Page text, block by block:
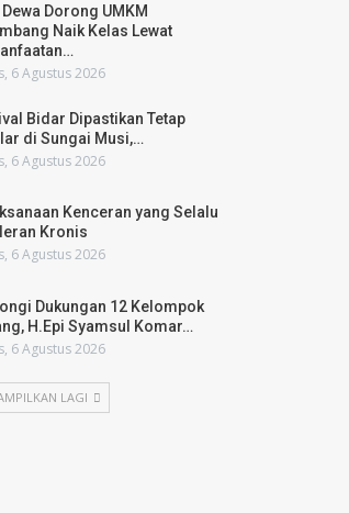
Dewa Dorong UMKM
Naik Kelas Lewat
6 Agustus 2026
Bidar Dipastikan Tetap
di Sungai Musi,…
6 Agustus 2026
Kenceran yang Selalu
Kronis
6 Agustus 2026
Dukungan 12 Kelompok
H.Epi Syamsul Komar…
6 Agustus 2026
LAGI